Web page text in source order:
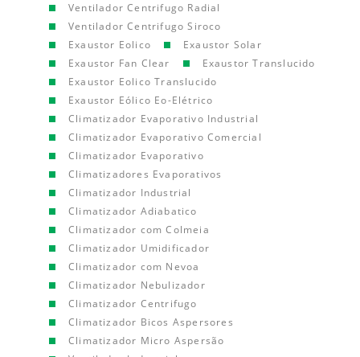
Ventilador Centrifugo Radial
Ventilador Centrifugo Siroco
Exaustor Eolico
Exaustor Solar
Exaustor Fan Clear
Exaustor Translucido
Exaustor Eolico Translucido
Exaustor Eólico Eo-Elétrico
Climatizador Evaporativo Industrial
Climatizador Evaporativo Comercial
Climatizador Evaporativo
Climatizadores Evaporativos
Climatizador Industrial
Climatizador Adiabatico
Climatizador com Colmeia
Climatizador Umidificador
Climatizador com Nevoa
Climatizador Nebulizador
Climatizador Centrifugo
Climatizador Bicos Aspersores
Climatizador Micro Aspersão